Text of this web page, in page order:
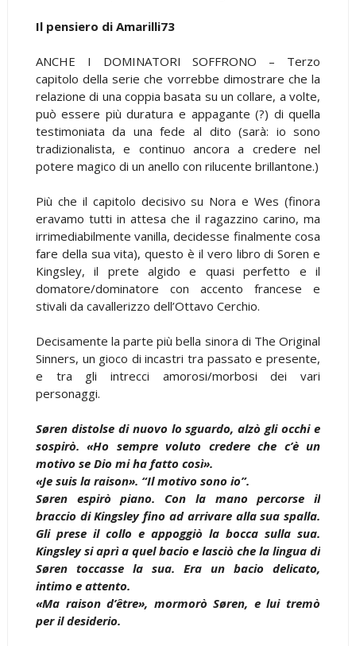
Il pensiero di Amarilli73
ANCHE I DOMINATORI SOFFRONO – Terzo
capitolo della serie che vorrebbe dimostrare che la
relazione di una coppia basata su un collare, a volte,
può essere più duratura e appagante (?) di quella
testimoniata da una fede al dito (sarà: io sono
tradizionalista, e continuo ancora a credere nel
potere magico di un anello con rilucente brillantone.)
Più che il capitolo decisivo su Nora e Wes (finora
eravamo tutti in attesa che il ragazzino carino, ma
irrimediabilmente vanilla, decidesse finalmente cosa
fare della sua vita), questo è il vero libro di Soren e
Kingsley, il prete algido e quasi perfetto e il
domatore/dominatore con accento francese e
stivali da cavallerizzo dell’Ottavo Cerchio.
Decisamente la parte più bella sinora di The Original
Sinners, un gioco di incastri tra passato e presente,
e tra gli intrecci amorosi/morbosi dei vari
personaggi.
Søren distolse di nuovo lo sguardo, alzò gli occhi e
sospirò. «Ho sempre voluto credere che c’è un
motivo se Dio mi ha fatto così».
«Je suis la raison». “Il motivo sono io”.
Søren espirò piano. Con la mano percorse il
braccio di Kingsley fino ad arrivare alla sua spalla.
Gli prese il collo e appoggiò la bocca sulla sua.
Kingsley si aprì a quel bacio e lasciò che la lingua di
Søren toccasse la sua. Era un bacio delicato,
intimo e attento.
«Ma raison d’être», mormorò Søren, e lui tremò
per il desiderio.